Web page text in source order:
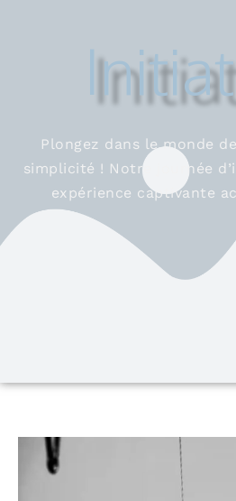
Plongez dans le monde
simplicité ! Notre journée
expérience captivante